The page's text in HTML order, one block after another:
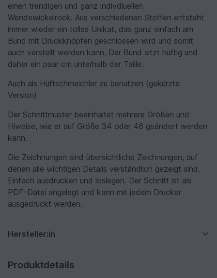
einen trendigen und ganz indivdiuellen
Wendewickelrock. Aus verschiedenen Stoffen entsteht
immer wieder ein tolles Unikat, das ganz einfach am
Bund mit Druckknöpfen geschlossen wird und somit
auch verstellt werden kann. Der Bund sitzt hüftig und
daher ein paar cm unterhalb der Taille.
Auch als Hüftschmeichler zu benutzen (gekürzte
Version)
Der Schnittmuster beeinhaltet mehrere Größen und
Hiweise, wie er auf Größe 34 oder 46 geändert werden
kann.
Die Zeichnungen sind übersichtliche Zeichnungen, auf
denen alle wichtigen Details verständlich gezeigt sind.
Einfach ausdrucken und loslegen. Der Schnitt ist als
PDF-Datei angelegt und kann mit jedem Drucker
ausgedruckt werden.
Hersteller:in
Produktdetails